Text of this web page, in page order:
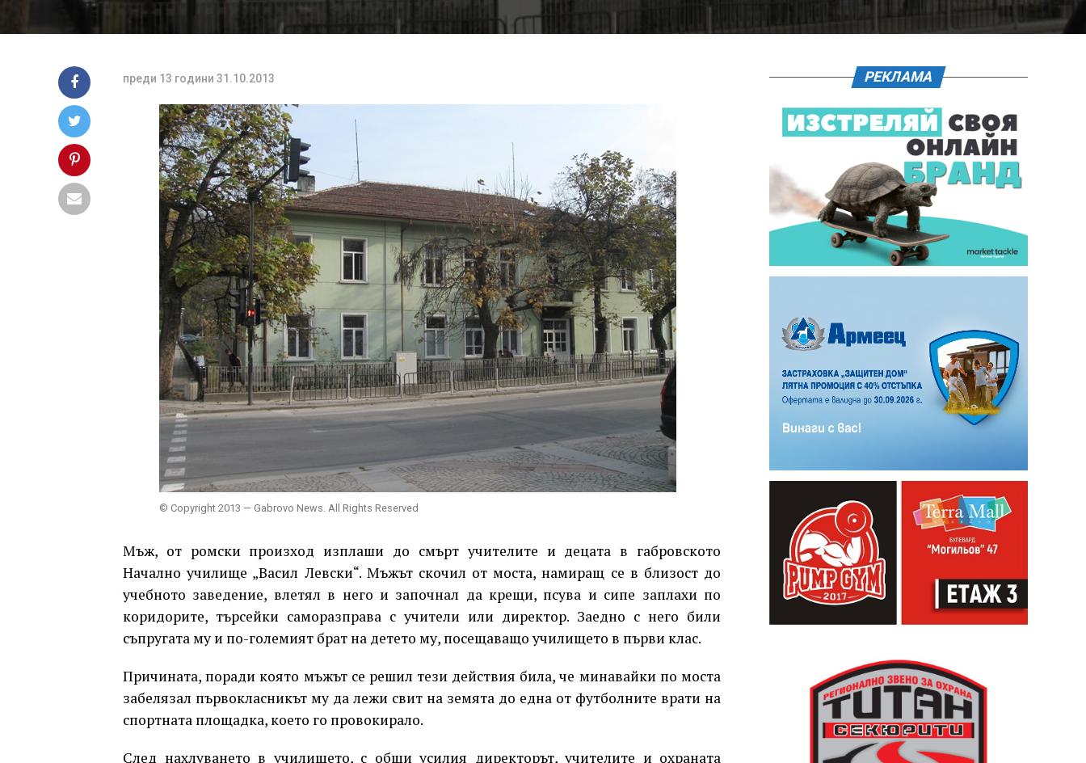
преди 13 години 31.10.2013
© Copyright 2013 — Gabrovo News. All Rights Reserved
Мъж, от ромски произход изплаши до смърт учителите и децата в габровското
Начално училище „Васил Левски“. Мъжът скочил от моста, намиращ се в близост до
учебното заведение, влетял в него и започнал да крещи, псува и сипе заплахи по
коридорите, търсейки саморазправа с учители или директор. Заедно с него били
съпругата му и по-големият брат на детето му, посещаващо училището в първи клас.
Причината, поради която мъжът се решил тези действия била, че минавайки по моста
забелязал първокласникът му да лежи свит на земята до една от футболните врати на
спортната площадка, което го провокирало.
След нахлуването в училището, с общи усилия директорът, учителите и охраната
РЕКЛАМА